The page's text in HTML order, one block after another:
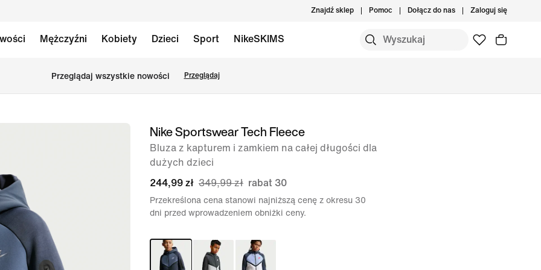
Znajdź sklep Pomoc Dołącz do nas Zaloguj się
Mężczyźni Kobiety Dzieci Sport NikeSKIMS
Przeglądaj wszystkie nowości Przeglądaj
obrazNike Sportswear Tech Fleece
Bluza z kapturem i zamkiem na całej długości dla
dużych dzieci
244,99 zł 349,99 zł rabat 30
Przekreślona cena stanowi najniższą cenę z okresu 30
dni przed wprowadzeniem obniżki ceny.